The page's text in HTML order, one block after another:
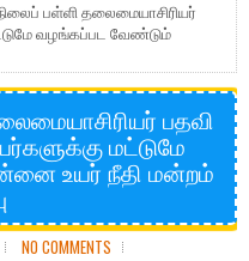
பள்ளி தலைமையாசிரியர்
வழங்கப்பட வேண்டும்
பதவி
மட்டுமே
உயர் நீதி மன்றம்
NO COMMENTS